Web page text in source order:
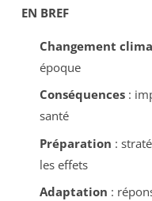
EN BREF
Changement
époque
Conséquences:
santé
Préparation :
les effets
Adaptation :